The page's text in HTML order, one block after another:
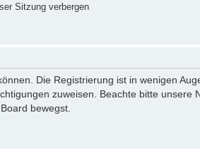
Sitzung verbergen
Die Registrierung ist in wenigen
zuweisen. Beachte bitte
bewegst.